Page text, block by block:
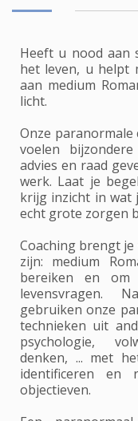
Heeft u nood aan
het leven, u helpt
aan medium
licht.
Onze paranormale
voelen
advies en raad
werk. Laat je
krijg inzicht in wat
echt grote zorgen
Coaching brengt
zijn: medium
bereiken en
levensvragen.
gebruiken onze
technieken uit
psychologie,
denken, ... met
identificeren en
objectieven.